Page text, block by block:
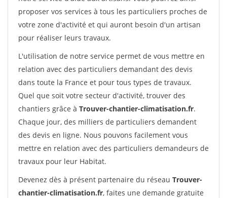
proposer vos services à tous les particuliers proches de
votre zone d'activité et qui auront besoin d'un artisan
pour réaliser leurs travaux.
L'utilisation de notre service permet de vous mettre en
relation avec des particuliers demandant des devis
dans toute la France et pour tous types de travaux.
Quel que soit votre secteur d'activité, trouver des
chantiers grâce à Trouver-chantier-climatisation.fr.
Chaque jour, des milliers de particuliers demandent
des devis en ligne. Nous pouvons facilement vous
mettre en relation avec des particuliers demandeurs de
travaux pour leur Habitat.
Devenez dès à présent partenaire du réseau Trouver-
chantier-climatisation.fr, faites une demande gratuite